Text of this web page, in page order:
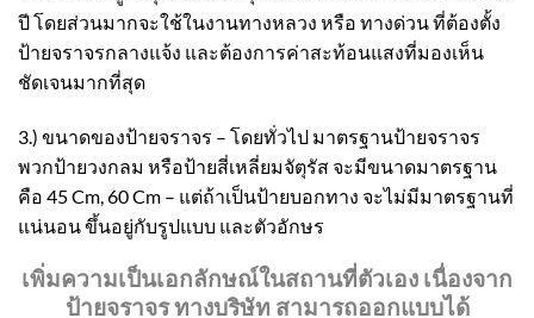
ปี โดยส่วนมากจะใช้ในงานทางหลวง หรือ ทางด่วน ที่ต้องตั้ง
ป้ายจราจรกลางแจ้ง และต้องการค่าสะท้อนแสงที่มองเห็น
ชัดเจนมากที่สุด
3.) ขนาดของป้ายจราจร – โดยทั่วไป มาตรฐานป้ายจราจร
พวกป้ายวงกลม หรือป้ายสี่เหลี่ยมจัตุรัส จะมีขนาดมาตรฐาน
คือ 45 Cm, 60 Cm – แต่ถ้าเป็นป้ายบอกทาง จะไม่มีมาตรฐานที่
แน่นอน ขึ้นอยู่กับรูปแบบ และตัวอักษร
เพิ่มความเป็นเอกลักษณ์ในสถานที่ตัวเอง เนื่องจาก
ป้ายจราจร ทางบริษัท สามารถออกแบบได้